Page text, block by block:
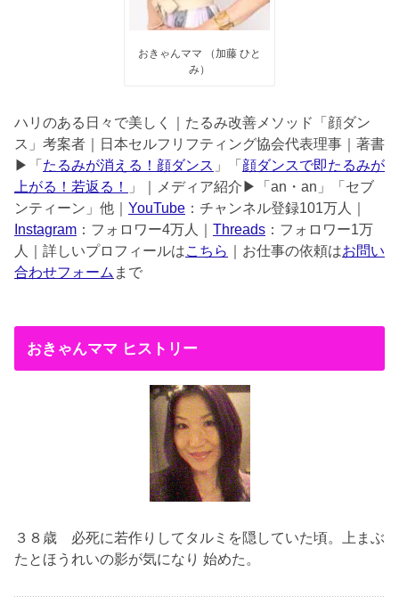
おきゃんママ （加藤 ひと
み）
ハリのある日々で美しく｜たるみ改善メソッド「顔ダン
ス」考案者｜日本セルフリフティング協会代表理事｜著書
▶︎「 たるみが消える！顔ダンス 」「 顔ダンスで即たるみが
上がる！若返る！
」｜メディア紹介▶︎「an・an」「セブ
ンティーン」他｜ YouTube ：チャンネル登録101万人｜
Instagram ：フォロワー4万人｜ Threads ：フォロワー1万
人｜詳しいプロフィールはこちら ｜お仕事の依頼はお問い
合わせフォーム まで
おきゃんママ ヒストリー
３８歳 必死に若作りしてタルミを隠していた頃。上まぶ
たとほうれいの影が気になり 始めた。